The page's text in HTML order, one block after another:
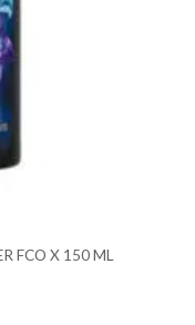
FCO X 150 ML